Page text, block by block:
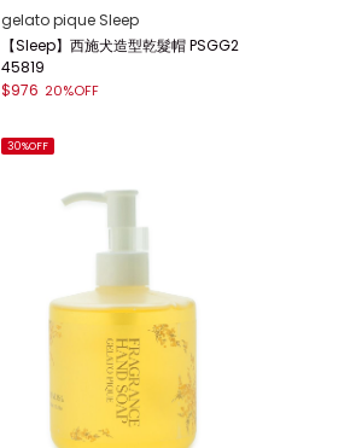
gelato pique Sleep
【Sleep】西施犬造型乾髮帽 PSGG2
45819
$976 20%OFF
30%OFF